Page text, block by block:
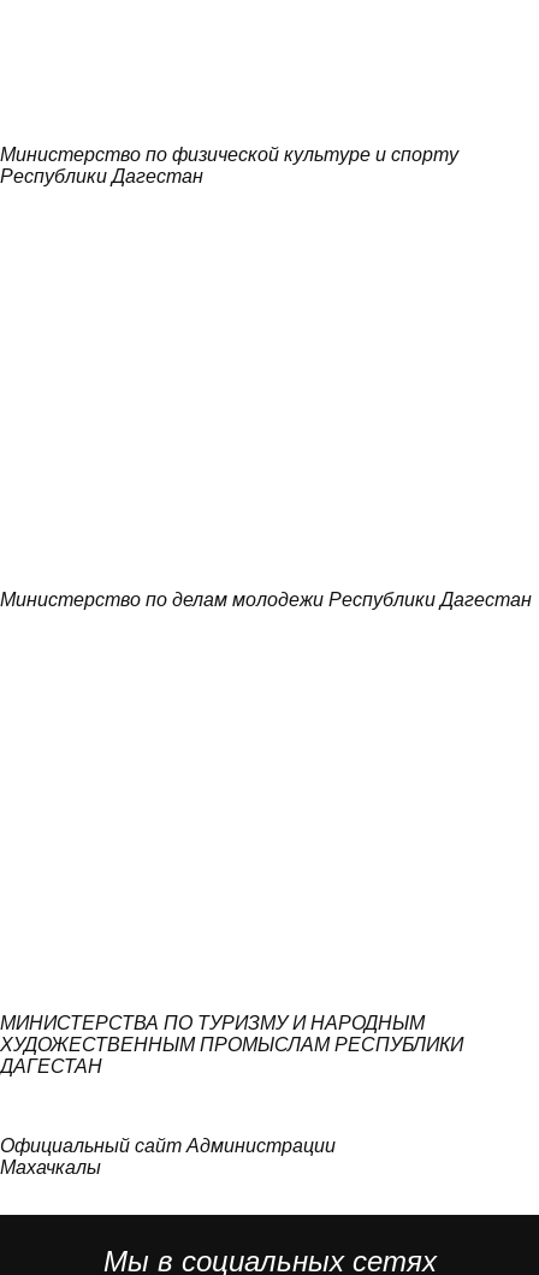
Министерство по физической культуре и спорту
Республики Дагестан
Министерство по делам молодежи Республики Дагестан
МИНИСТЕРСТВА ПО ТУРИЗМУ И НАРОДНЫМ
ХУДОЖЕСТВЕННЫМ ПРОМЫСЛАМ РЕСПУБЛИКИ
ДАГЕСТАН
Официальный сайт Администрации
Махачкалы
Мы в социальных сетях